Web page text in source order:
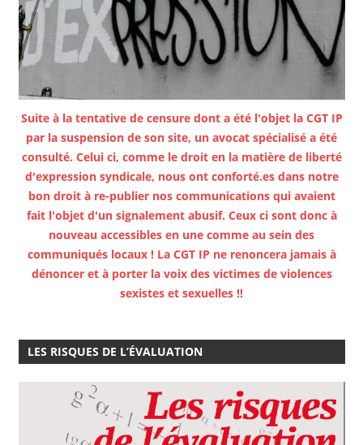
Suite à la tentative de censure dont a été l'objet la CGT IP
par la suspension de son site, un avocat spécialisé a été
consulté. Celui ci, comme le droit en la matière de liberté
d'expression syndicale, nous ont conforté.es dans notre
bon droit à re-publier nos communications qui avaient
fait l'objet d'un signalement abusif. Ceux ci sont donc à
nouveau accessibles en une comme au sein des
communiqués locaux ! La CGT IP ne renoncera jamais à
dénoncer et à porter la voix des victimes de violences
sexistes et sexuelles !!
LES RISQUES DE L’ÉVALUATION